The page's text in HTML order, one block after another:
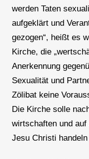
werden Taten
aufgeklärt und
gezogen“, heißt es
Kirche, die
Anerkennung
Sexualität und
Zölibat keine
Die Kirche solle
wirtschaften und
Jesu Christi